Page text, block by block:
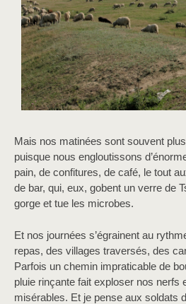
Mais nos matinées sont souvent
puisque nous engloutissons
pain, de confitures, de café, le tout
de bar, qui, eux, gobent un verre de
gorge et tue les microbes.
Et nos journées s’égrainent au
repas, des villages traversés, des
Parfois un chemin impraticable de
pluie rinçante fait exploser nos nerfs
misérables. Et je pense aux soldats